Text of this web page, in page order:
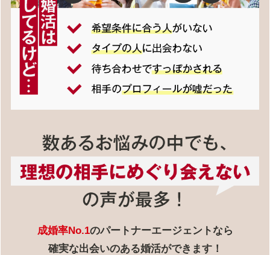
成婚率No.1のパートナーエージェントなら
確実な出会いのある婚活ができます！